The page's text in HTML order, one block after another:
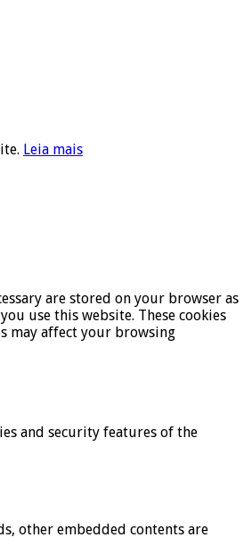
Leia mais
are stored on your browser as
use this website. These cookies
may affect your browsing
and security features of the
other embedded contents are